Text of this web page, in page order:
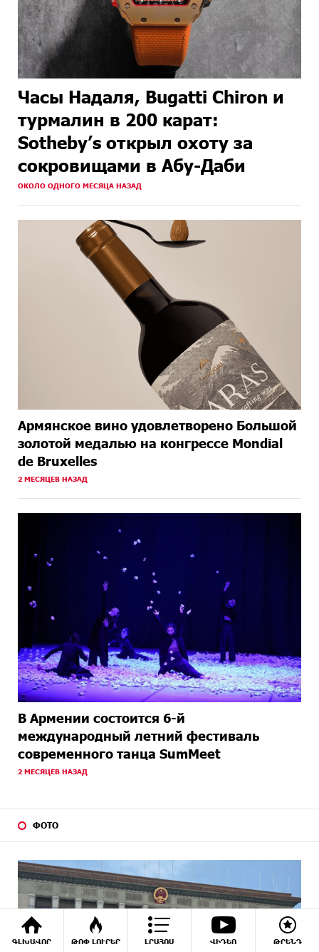
ԳԼԽԱՎՈՐ ԹՈՓ ԼՈՒՐԵՐ ԼՐԱՀՈՍ ՎԻԴԵՈ ԹՐԵՆԴ
Часы Надаля, Bugatti Chiron и
турмалин в 200 карат:
Sotheby’s открыл охоту за
сокровищами в Абу-Даби
ОКОЛО ОДНОГО МЕСЯЦА НАЗАД
Армянское вино удовлетворено Большой
золотой медалью на конгрессе Mondial
de Bruxelles
2 МЕСЯЦЕВ НАЗАД
В Армении состоится 6-й
международный летний фестиваль
современного танца SumMeet
2 МЕСЯЦЕВ НАЗАД
ФОТО